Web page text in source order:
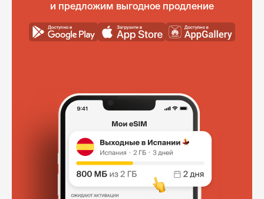
и предложим выгодное продление